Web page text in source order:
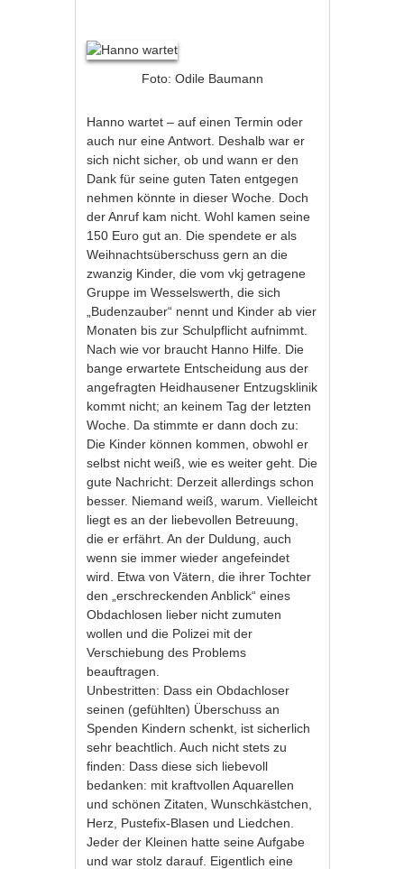
Foto: Odile Baumann
Hanno wartet – auf einen Termin oder
auch nur eine Antwort. Deshalb war er
sich nicht sicher, ob und wann er den
Dank für seine guten Taten entgegen
nehmen könnte in dieser Woche. Doch
der Anruf kam nicht. Wohl kamen seine
150 Euro gut an. Die spendete er als
Weihnachtsüberschuss gern an die
zwanzig Kinder, die vom vkj getragene
Gruppe im Wesselswerth, die sich
„Budenzauber“ nennt und Kinder ab vier
Monaten bis zur Schulpflicht aufnimmt.
Nach wie vor braucht Hanno Hilfe. Die
bange erwartete Entscheidung aus der
angefragten Heidhausener Entzugsklinik
kommt nicht; an keinem Tag der letzten
Woche. Da stimmte er dann doch zu:
Die Kinder können kommen, obwohl er
selbst nicht weiß, wie es weiter geht. Die
gute Nachricht: Derzeit allerdings schon
besser. Niemand weiß, warum. Vielleicht
liegt es an der liebevollen Betreuung,
die er erfährt. An der Duldung, auch
wenn sie immer wieder angefeindet
wird. Etwa von Vätern, die ihrer Tochter
den „erschreckenden Anblick“ eines
Obdachlosen lieber nicht zumuten
wollen und die Polizei mit der
Verschiebung des Problems
beauftragen.
Unbestritten: Dass ein Obdachloser
seinen (gefühlten) Überschuss an
Spenden Kindern schenkt, ist sicherlich
sehr beachtlich. Auch nicht stets zu
finden: Dass diese sich liebevoll
bedanken: mit kraftvollen Aquarellen
und schönen Zitaten, Wunschkästchen,
Herz, Pustefix-Blasen und Liedchen.
Jeder der Kleinen hatte seine Aufgabe
und war stolz darauf. Eigentlich eine